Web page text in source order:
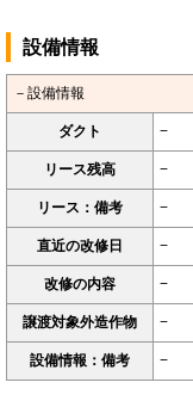
設備情報
－設備情報
ダクト −
リース残高 −
リース：備考 −
直近の改修日 −
改修の内容 −
譲渡対象外造作物 −
設備情報：備考 −